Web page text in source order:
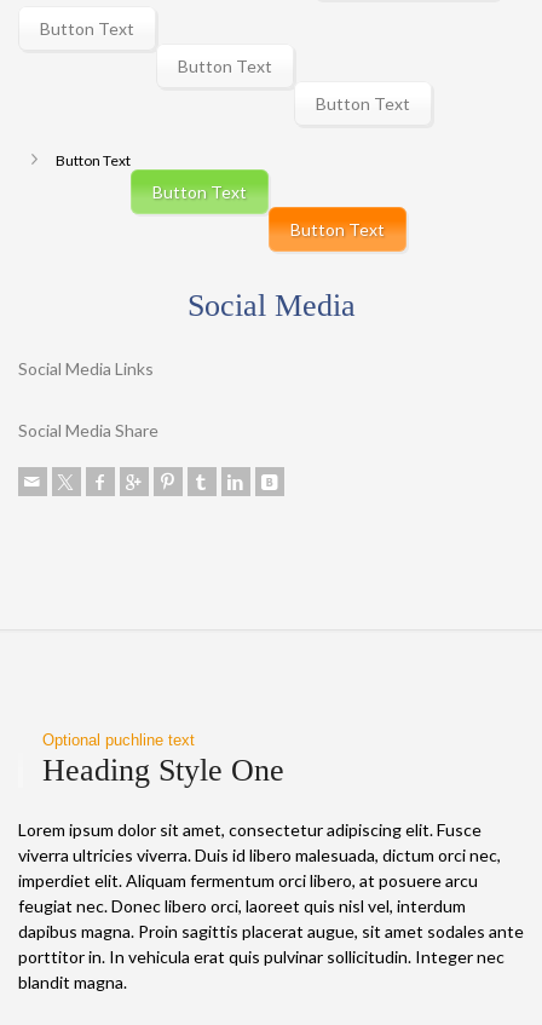
Button Text
Button Text
Button Text
Button Text
Button Text
Button Text
Social Media
Social Media Links
Social Media Share
Optional puchline text
Heading Style One
Lorem ipsum dolor sit amet, consectetur adipiscing elit. Fusce
viverra ultricies viverra. Duis id libero malesuada, dictum orci nec,
imperdiet elit. Aliquam fermentum orci libero, at posuere arcu
feugiat nec. Donec libero orci, laoreet quis nisl vel, interdum
dapibus magna. Proin sagittis placerat augue, sit amet sodales ante
porttitor in. In vehicula erat quis pulvinar sollicitudin. Integer nec
blandit magna.